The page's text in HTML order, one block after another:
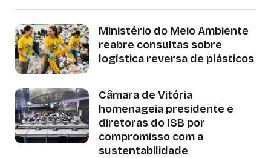
Ministério do Meio Ambiente
reabre consultas sobre
logística reversa de plásticos
Câmara de Vitória
homenageia presidente e
diretoras do ISB por
compromisso com a
sustentabilidade